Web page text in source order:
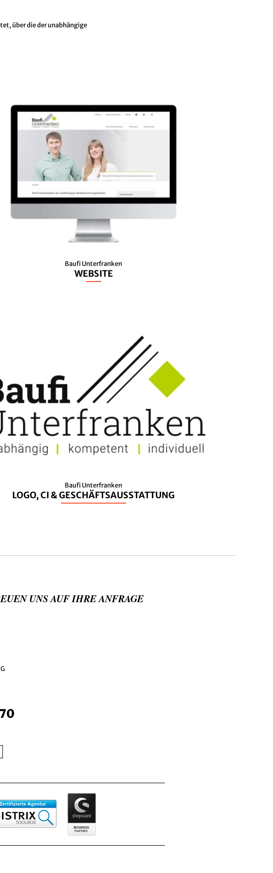
über die der unabhängige
Baufi Unterfranken
WEBSITE
Baufi Unterfranken
LOGO, CI & GESCHÄFTSAUSSTATTUNG
UNS AUF IHRE ANFRAGE